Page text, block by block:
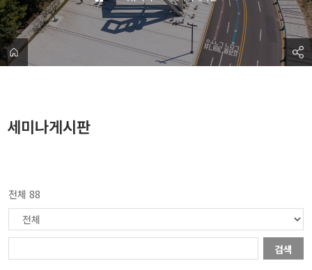
세미나게시판
전체 88
검색